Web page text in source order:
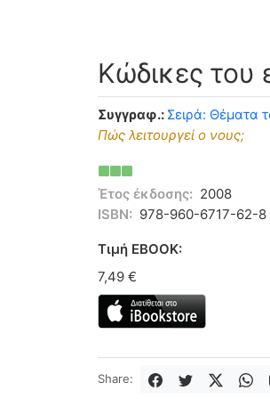
Κώδικες του
Συγγραφ.: Σειρά: Θέματα
Πώς λειτουργεί ο νους;
Έτος έκδοσης: 2008
ISBN: 978-960-6717-62-8
Tιμή EBOOK:
7,49 €
Share: